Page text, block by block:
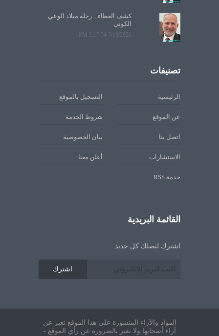
كشف الغطاء... رحلة ميلاد الوعي
الكوني
5/10/2026 3:17:54 PM
تصنيفات
الرئيسية التسجيل بالموقع
عن الموقع شروط الخدمة
اتصل بنا بيان الخصوصية
الاستشارات أعلن معنا
خدمة RSS
القائمة البريدية
اشترك ليصلك كل جديد.
اشترك
المواد والآراء المنشورة على هذا الموقع تعبر عن
آراء أصحابها ولا تعبر بالضرورة عن رأي الموقع -